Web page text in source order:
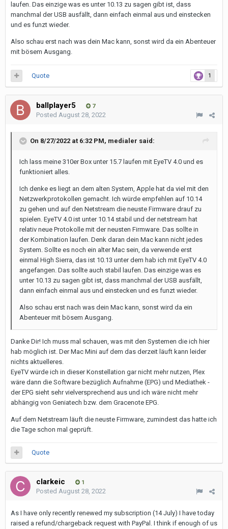
laufen. Das einzige was es unter 10.13 zu sagen gibt ist, dass
manchmal der USB ausfällt, dann einfach einmal aus und einstecken
und es funzt wieder.
Also schau erst nach was dein Mac kann, sonst wird da ein Abenteuer
mit bösem Ausgang.
1
Quote
ballplayer5 7
Posted August 28, 2022
On 8/27/2022 at 6:32 PM, medialer said:
Ich lass meine 310er Box unter 15.7 laufen mit EyeTV 4.0 und es
funktioniert alles.
Ich denke es liegt an dem alten System, Apple hat da viel mit den
Netzwerkprotokollen gemacht. Ich würde empfehlen auf 10.14
zu gehen und auf den Netstream die neuste Firmware drauf zu
spielen. EyeTV 4.0 ist unter 10.14 stabil und der netstream hat
relativ neue Protokolle mit der neusten Firmware. Das sollte in
der Kombination laufen. Denk daran dein Mac kann nicht jedes
System. Sollte es noch ein alter Mac sein, da verwende erst
einmal High Sierra, das ist 10.13 unter dem hab ich mit EyeTV 4.0
angefangen. Das sollte auch stabil laufen. Das einzige was es
unter 10.13 zu sagen gibt ist, dass manchmal der USB ausfällt,
dann einfach einmal aus und einstecken und es funzt wieder.
Also schau erst nach was dein Mac kann, sonst wird da ein
Abenteuer mit bösem Ausgang.
Danke Dir! Ich muss mal schauen, was mit den Systemen die ich hier
hab möglich ist. Der Mac Mini auf dem das derzeit läuft kann leider
nichts aktuelleres.
EyeTV würde ich in dieser Konstellation gar nicht mehr nutzen, Plex
wäre dann die Software bezüglich Aufnahme (EPG) und Mediathek -
der EPG sieht sehr vielversprechend aus und ich wäre nicht mehr
abhängig von Geniatech bzw. dem Gracenote EPG.
Auf dem Netstream läuft die neuste Firmware, zumindest das hatte ich
die Tage schon mal geprüft.
Quote
clarkeic 1
Posted August 28, 2022
As I have only recently renewed my subscription (14 July) I have today
raised a refund/chargeback request with PayPal. I think if enough of us